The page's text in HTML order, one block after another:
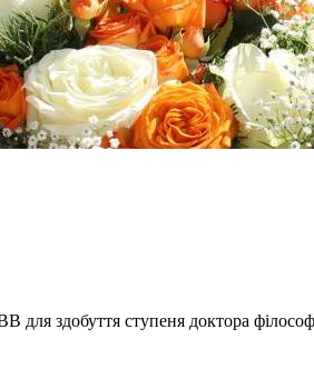
для здобуття ступеня доктора